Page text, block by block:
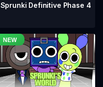
Sprunki Definitive Phase 4